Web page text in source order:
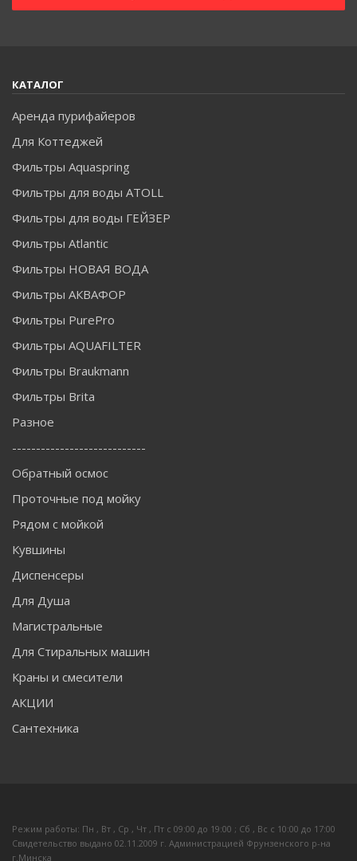
КАТАЛОГ
Аренда пурифайеров
Для Коттеджей
Фильтры Aquaspring
Фильтры для воды ATOLL
Фильтры для воды ГЕЙЗЕР
Фильтры Atlantic
Фильтры НОВАЯ ВОДА
Фильтры АКВАФОР
Фильтры PurePro
Фильтры AQUAFILTER
Фильтры Braukmann
Фильтры Brita
Разное
----------------------------
Обратный осмос
Проточные под мойку
Рядом с мойкой
Кувшины
Диспенсеры
Для Душа
Магистральные
Для Стиральных машин
Краны и смесители
АКЦИИ
Сантехника
Режим работы: Пн , Вт , Ср , Чт , Пт c 09:00 до 19:00 ; Сб , Вс c 10:00 до 17:00
Свидетельство выдано 02.11.2009 г. Администрацией Фрунзенского р-на
г.Минска